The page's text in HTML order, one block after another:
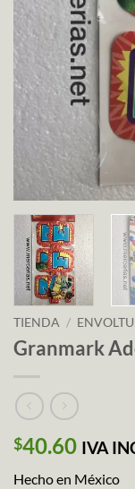
TIENDA /
Granmark
$40.60 IVA
Hecho en México